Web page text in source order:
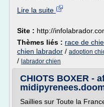
Lire la suite
Site : http://
Thèmes liés : race de
chien labrador / adoption
/ labrador chien
CHIOTS BOXER -
Saillies sur Toute la